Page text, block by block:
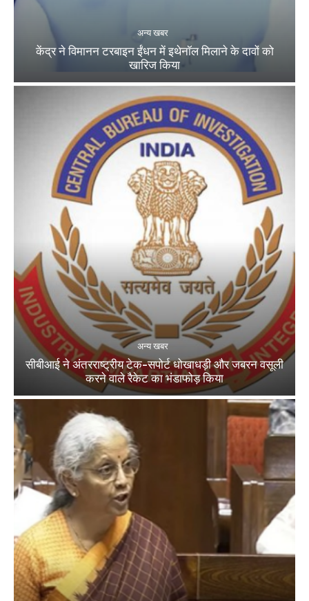
अन्य खबर
केंद्र ने विमानन टरबाइन ईंधन में इथेनॉल मिलाने के दावों को
खारिज किया
अन्य खबर
सीबीआई ने अंतरराष्ट्रीय टेक-सपोर्ट धोखाधड़ी और जबरन वसूली
करने वाले रैकेट का भंडाफोड़ किया